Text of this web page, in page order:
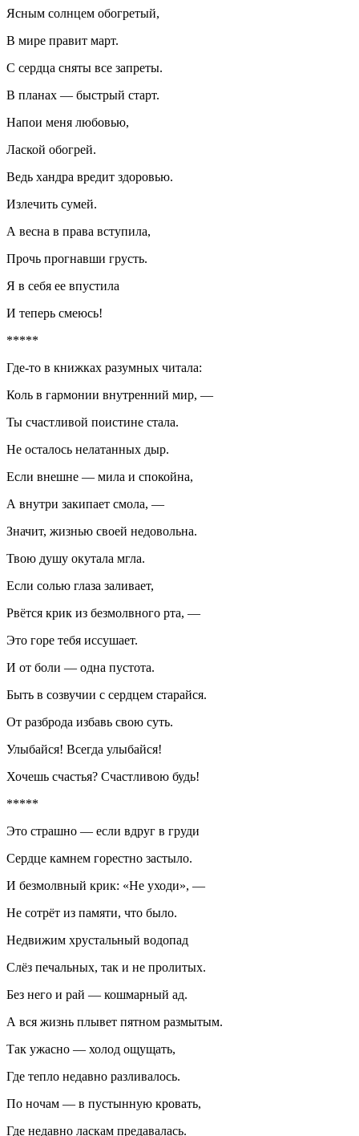
Ясным солнцем обогретый,
В мире правит март.
С сердца сняты все запреты.
В планах — быстрый старт.
Напои меня любовью,
Лаской обогрей.
Ведь хандра вредит здоровью.
Излечить сумей.
А весна в права вступила,
Прочь прогнавши грусть.
Я в себя ее впустила
И теперь смеюсь!
*****
Где-то в книжках разумных читала:
Коль в гармонии внутренний мир, —
Ты счастливой поистине стала.
Не осталось нелатанных дыр.
Если внешне — мила и спокойна,
А внутри закипает смола, —
Значит, жизнью своей недовольна.
Твою душу окутала мгла.
Если солью глаза заливает,
Рвётся крик из безмолвного рта, —
Это горе тебя иссушает.
И от боли — одна пустота.
Быть в созвучии с сердцем старайся.
От разброда избавь свою суть.
Улыбайся! Всегда улыбайся!
Хочешь счастья? Счастливою будь!
*****
Это страшно — если вдруг в груди
Сердце камнем горестно застыло.
И безмолвный крик: «Не уходи», —
Не сотрёт из памяти, что было.
Недвижим хрустальный водопад
Слёз печальных, так и не пролитых.
Без него и рай — кошмарный ад.
А вся жизнь плывет пятном размытым.
Так ужасно — холод ощущать,
Где тепло недавно разливалось.
По ночам — в пустынную кровать,
Где недавно ласкам предавалась.